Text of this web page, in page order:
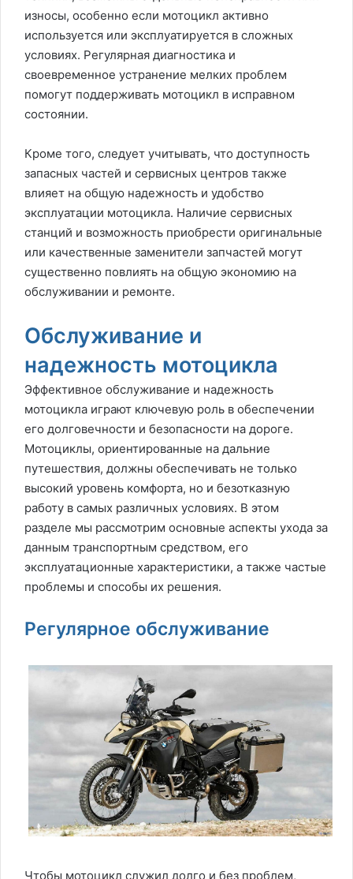
износы, особенно если мотоцикл активно
используется или эксплуатируется в сложных
условиях. Регулярная диагностика и
своевременное устранение мелких проблем
помогут поддерживать мотоцикл в исправном
состоянии.
Кроме того, следует учитывать, что доступность
запасных частей и сервисных центров также
влияет на общую надежность и удобство
эксплуатации мотоцикла. Наличие сервисных
станций и возможность приобрести оригинальные
или качественные заменители запчастей могут
существенно повлиять на общую экономию на
обслуживании и ремонте.
Обслуживание и
надежность мотоцикла
Эффективное обслуживание и надежность
мотоцикла играют ключевую роль в обеспечении
его долговечности и безопасности на дороге.
Мотоциклы, ориентированные на дальние
путешествия, должны обеспечивать не только
высокий уровень комфорта, но и безотказную
работу в самых различных условиях. В этом
разделе мы рассмотрим основные аспекты ухода за
данным транспортным средством, его
эксплуатационные характеристики, а также частые
проблемы и способы их решения.
Регулярное обслуживание
Чтобы мотоцикл служил долго и без проблем,